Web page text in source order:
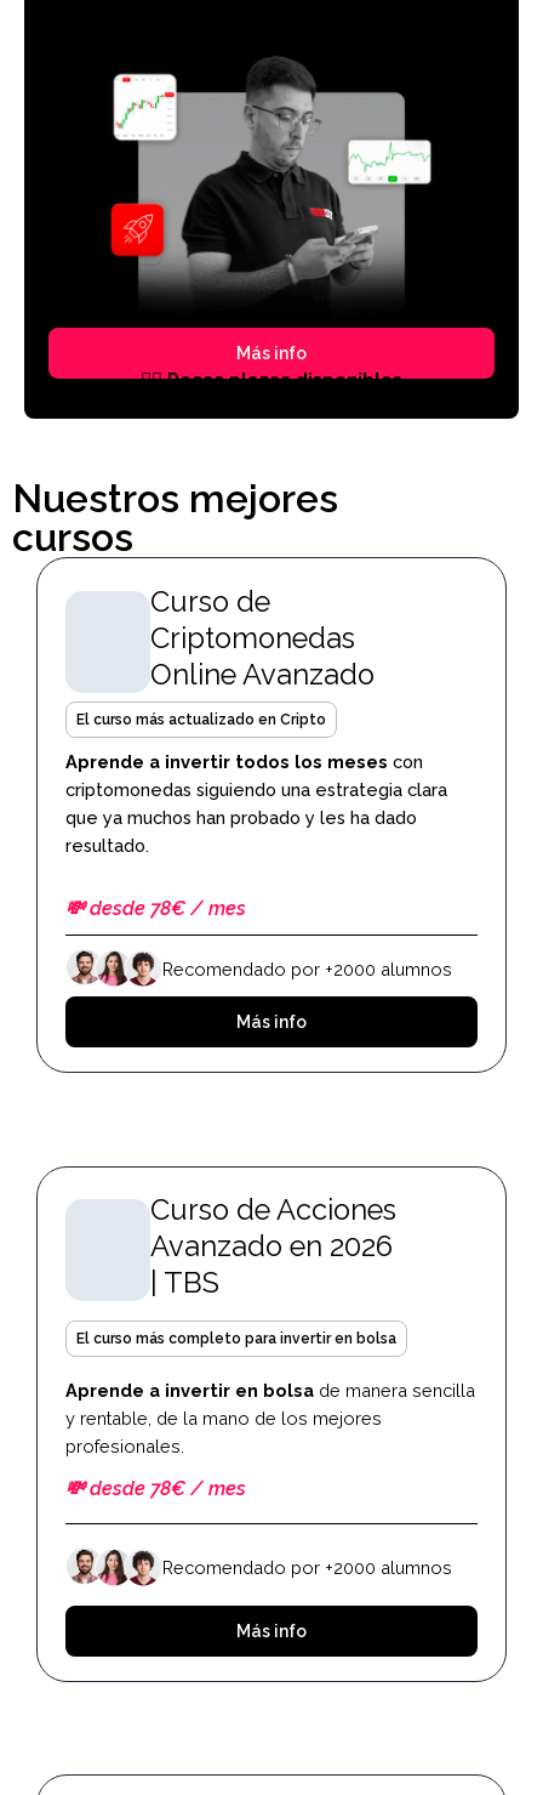
Más info
👆🏼 Pocas plazas disponibles
Nuestros mejores
cursos
Curso de
Criptomonedas
Online Avanzado
El curso más actualizado en Cripto
Aprende a invertir todos los meses con
criptomonedas siguiendo una estrategia clara
que ya muchos han probado y les ha dado
resultado.
💸 desde 78€ / mes
Recomendado por +2000 alumnos
Más info
Curso de Acciones
Avanzado en 2026
| TBS
El curso más completo para invertir en bolsa
Aprende a invertir en bolsa de manera sencilla
y rentable, de la mano de los mejores
profesionales.
💸 desde 78€ / mes
Recomendado por +2000 alumnos
Más info